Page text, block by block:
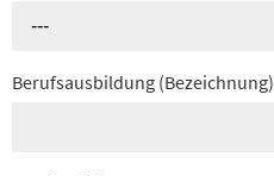
---
Berufsausbildung (Bezeichnung)